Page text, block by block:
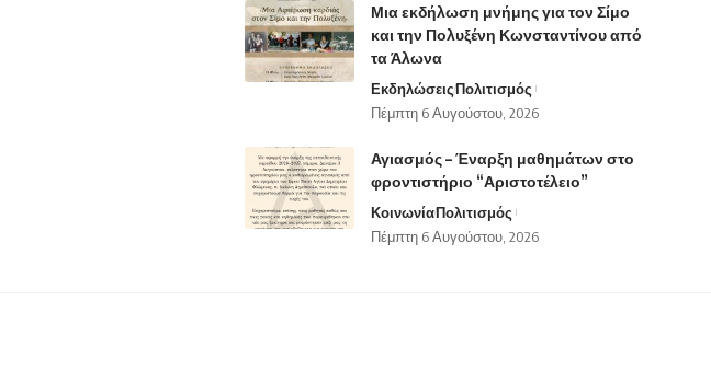
Μια εκδήλωση μνήμης για τον Σίμο
και την Πολυξένη Κωνσταντίνου από
τα Άλωνα
ΕκδηλώσειςΠολιτισμός
Πέμπτη 6 Αυγούστου, 2026
Αγιασμός – Έναρξη μαθημάτων στο
φροντιστήριο “Αριστοτέλειο”
ΚοινωνίαΠολιτισμός
Πέμπτη 6 Αυγούστου, 2026